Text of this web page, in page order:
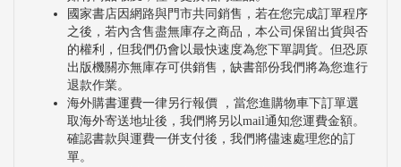
國家書店因網路與門市共同銷售，若在您完成訂單程序
之後，若內含售盡無庫存之商品，本公司保留出貨與否
的權利，但我們仍會以最快速度為您下單調貨。但恐原
出版機關亦無庫存可供銷售，缺書部份我們將為您進行
退款作業。
海外購書運費一律另行報價 ，當您進購物車下訂單選
取海外寄送地址後，我們將另以mail通知您運費金額。
確認書款與運費一併支付後，我們將儘速處理您的訂
單。